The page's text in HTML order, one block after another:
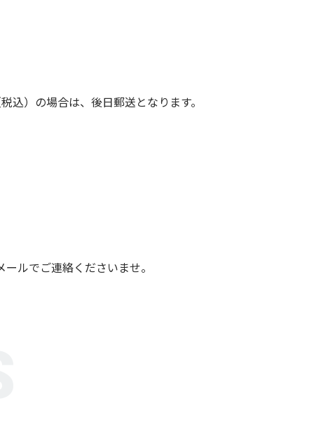
）の場合は、後日郵送となります。
ルでご連絡くださいませ。